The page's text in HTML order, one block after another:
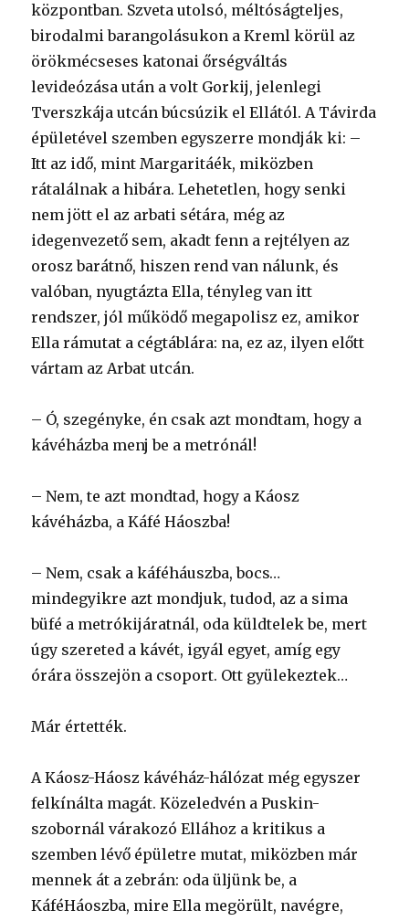
központban. Szveta utolsó, méltóságteljes,
birodalmi barangolásukon a Kreml körül az
örökmécseses katonai őrségváltás
levideózása után a volt Gorkij, jelenlegi
Tverszkája utcán búcsúzik el Ellától. A Távirda
épületével szemben egyszerre mondják ki: –
Itt az idő, mint Margaritáék, miközben
rátalálnak a hibára. Lehetetlen, hogy senki
nem jött el az arbati sétára, még az
idegenvezető sem, akadt fenn a rejtélyen az
orosz barátnő, hiszen rend van nálunk, és
valóban, nyugtázta Ella, tényleg van itt
rendszer, jól működő megapolisz ez, amikor
Ella rámutat a cégtáblára: na, ez az, ilyen előtt
vártam az Arbat utcán.
– Ó, szegényke, én csak azt mondtam, hogy a
kávéházba menj be a metrónál!
– Nem, te azt mondtad, hogy a Káosz
kávéházba, a Káfé Háoszba!
– Nem, csak a káféháuszba, bocs…
mindegyikre azt mondjuk, tudod, az a sima
büfé a metrókijáratnál, oda küldtelek be, mert
úgy szereted a kávét, igyál egyet, amíg egy
órára összejön a csoport. Ott gyülekeztek…
Már értették.
A Káosz-Háosz kávéház-hálózat még egyszer
felkínálta magát. Közeledvén a Puskin-
szobornál várakozó Ellához a kritikus a
szemben lévő épületre mutat, miközben már
mennek át a zebrán: oda üljünk be, a
KáféHáoszba, mire Ella megörült, navégre,